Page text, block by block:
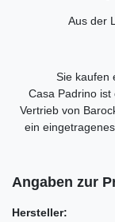
Aus der
Sie kaufen
Casa Padrino
Vertrieb von
ein
Angaben zur
Hersteller: